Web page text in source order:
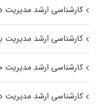
کارشناسی ارشد مدیریت
کارشناسی ارشد مدیریت
کارشناسی ارشد مدیریت
کارشناسی ارشد مدیریت